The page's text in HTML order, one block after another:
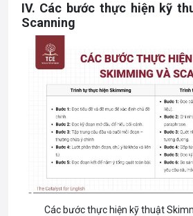
IV. Các bước thực hiện kỹ
Scanning
Các bước thực hiện kỹ thuật